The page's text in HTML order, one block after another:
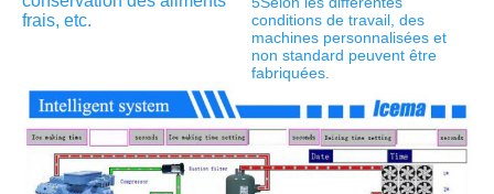
frais, etc.
conditions de travail, des
machines personnalisées et
non standard peuvent être
fabriquées.